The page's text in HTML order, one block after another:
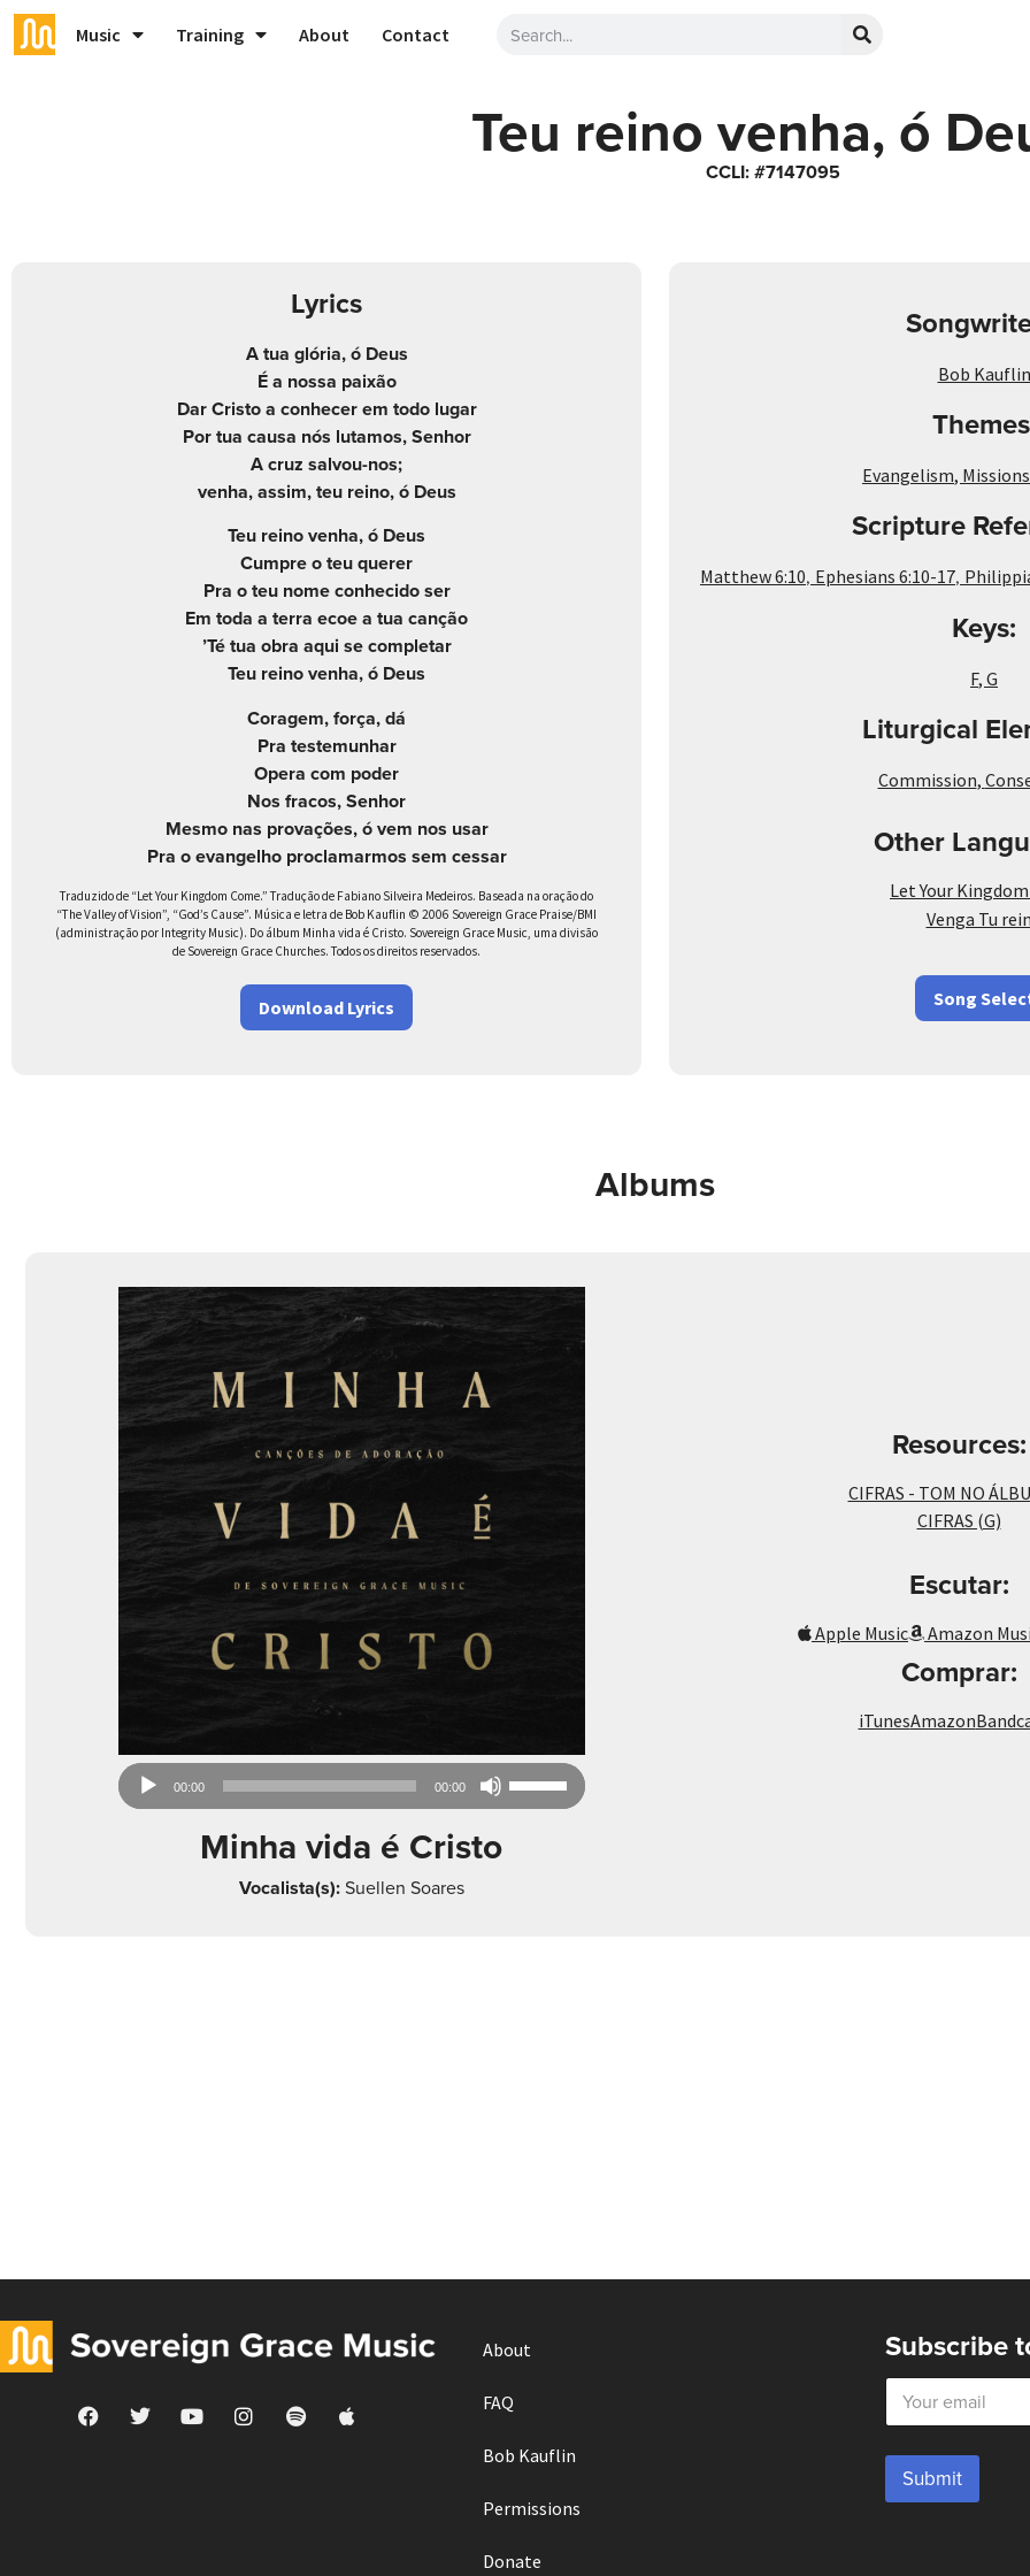
Music Training About Contact
Teu reino venha, ó
CCLI: #7147095
Lyrics
A tua glória, ó Deus
É a nossa paixão
Dar Cristo a conhecer em todo lugar
Por tua causa nós lutamos, Senhor
A cruz salvou-nos;
venha, assim, teu reino, ó Deus
Teu reino venha, ó Deus
Cumpre o teu querer
Pra o teu nome conhecido ser
Em toda a terra ecoe a tua canção
’Té tua obra aqui se completar
Teu reino venha, ó Deus
Coragem, força, dá
Pra testemunhar
Opera com poder
Nos fracos, Senhor
Mesmo nas provações, ó vem nos usar
Pra o evangelho proclamarmos sem cessar
Traduzido de “Let Your Kingdom Come.” Tradução de Fabiano Silveira Medeiros. Baseada na oração do
“The Valley of Vision”, “God’s Cause”. Música e letra de Bob Kauflin © 2006 Sovereign Grace Praise/BMI
(administração por Integrity Music). Do álbum Minha vida é Cristo. Sovereign Grace Music, uma divisão
de Sovereign Grace Churches. Todos os direitos reservados.
Download Lyrics
Bob Kauflin
Evangelism, Missions
Scripture
Matthew 6:10, Ephesians 6:10-17,
Keys:
F, G
Liturgical
Commission,
Other
Let Your
Venga Tu
Song
Albums
Audio
00:00 00:00
Up/Down
Minha vida é Cristo
Vocalista(s):Suellen Soares
Resources:
CIFRAS - TOM NO
CIFRAS (G)
Escutar:
Apple Music Amazon
Comprar:
iTunesAmazon
About
FAQ
Bob Kauflin
Permissions
Donate
Subscribe
E
a
i
*
Submit